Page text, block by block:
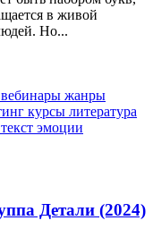
в живой
Но...
вебинары жанры
курсы литература
текст эмоции
Детали (2024)